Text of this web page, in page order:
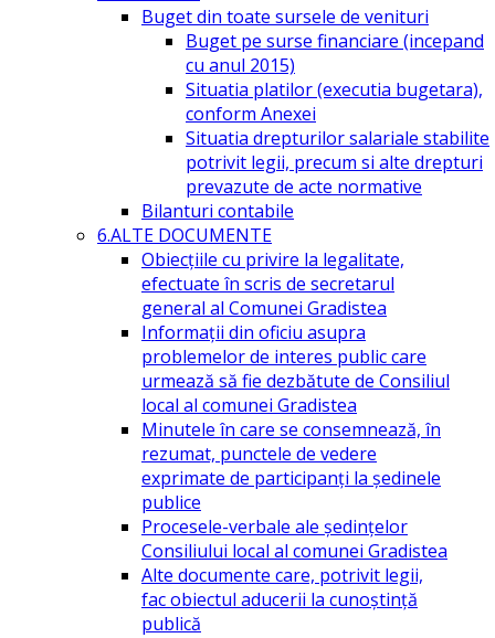
Buget din toate sursele de venituri
Buget pe surse financiare (incepand
cu anul 2015)
Situatia platilor (executia bugetara),
conform Anexei
Situatia drepturilor salariale stabilite
potrivit legii, precum si alte drepturi
prevazute de acte normative
Bilanturi contabile
6.ALTE DOCUMENTE
Obiecțiile cu privire la legalitate,
efectuate în scris de secretarul
general al Comunei Gradistea
Informații din oficiu asupra
problemelor de interes public care
urmează să fie dezbătute de Consiliul
local al comunei Gradistea
Minutele în care se consemnează, în
rezumat, punctele de vedere
exprimate de participanți la ședinele
publice
Procesele-verbale ale ședințelor
Consiliului local al comunei Gradistea
Alte documente care, potrivit legii,
fac obiectul aducerii la cunoștință
publică